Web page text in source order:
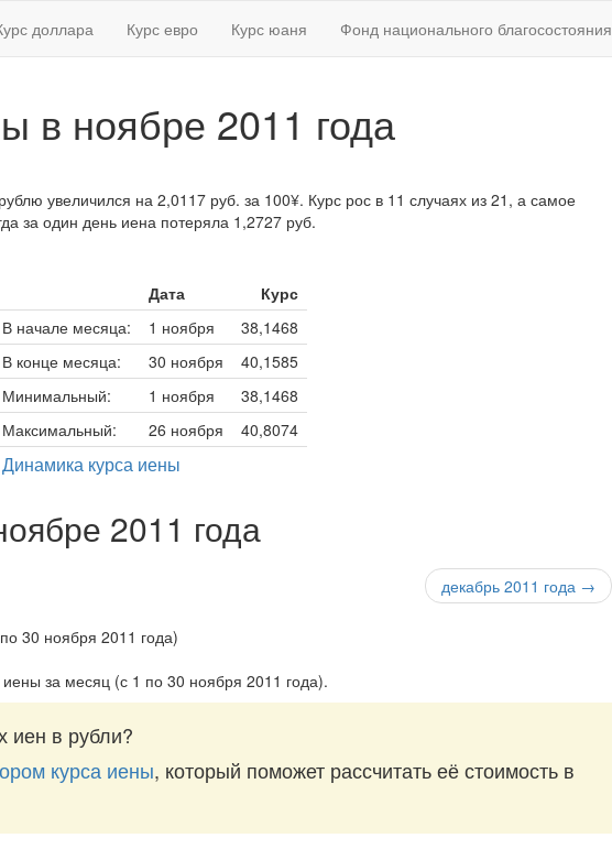
доллара Курс евро Курс юаня Фонд национального благосостояния
в ноябре 2011 года
увеличился на 2,0117 руб. за 100¥. Курс рос в 11 случаях из 21, а самое
за один день иена потеряла 1,2727 руб.
Дата
Курс
В начале месяца:
1 ноября
38,1468
В конце месяца:
30 ноября
40,1585
Минимальный:
1 ноября
38,1468
Максимальный:
26 ноября 40,8074
Динамика курса иены
2011 года
декабрь 2011 года →
иены за месяц (с 1 по 30 ноября 2011 года).
иен в рубли?
курса иены, который поможет рассчитать её стоимость в